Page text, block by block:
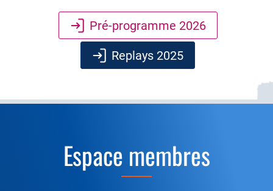
Pré-programme 2026
Replays 2025
Espace membres